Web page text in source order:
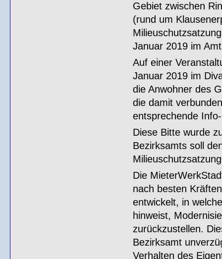
Gebiet zwischen
(rund um
Januar 2019 im
Auf einer
Januar 2019 im
die Anwohner des
die damit
entsprechende
Diese Bitte wurde
Bezirksamts soll
Die
nach besten
entwickelt, in
hinweist,
zurückzustellen.
Bezirksamt
Verhalten des